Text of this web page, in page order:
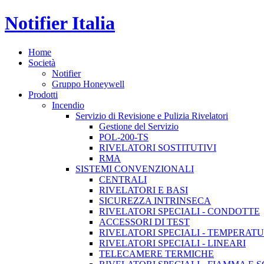
Notifier Italia
Home
Società
Notifier
Gruppo Honeywell
Prodotti
Incendio
Servizio di Revisione e Pulizia Rivelatori
Gestione del Servizio
POL-200-TS
RIVELATORI SOSTITUTIVI
RMA
SISTEMI CONVENZIONALI
CENTRALI
RIVELATORI E BASI
SICUREZZA INTRINSECA
RIVELATORI SPECIALI - CONDOTTE
ACCESSORI DI TEST
RIVELATORI SPECIALI -
RIVELATORI SPECIALI - LINEARI
TELECAMERE TERMICHE